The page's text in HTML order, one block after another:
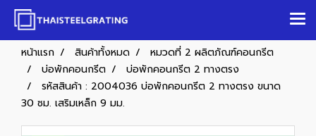
หน้าแรก สินค้าทั้งหมด
หมวดที่ 2 ผลิตภัณฑ์คอนกรีต
บ่อพักคอนกรีต
บ่อพักคอนกรีต 2 ทางตรง
รหัสสินค้า : 2004036 บ่อพักคอนกรีต 2 ทางตรง ขนาด
30 ซม. เสริมเหล็ก 9 มม.